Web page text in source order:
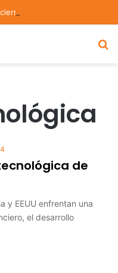
de
y EEUU enfrentan una
el desarrollo